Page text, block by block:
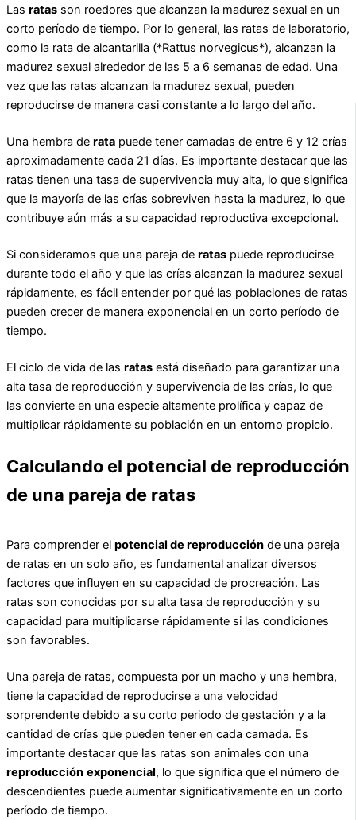
Las ratas son roedores que alcanzan la madurez sexual en un
corto período de tiempo. Por lo general, las ratas de laboratorio,
como la rata de alcantarilla (*Rattus norvegicus*), alcanzan la
madurez sexual alrededor de las 5 a 6 semanas de edad. Una
vez que las ratas alcanzan la madurez sexual, pueden
reproducirse de manera casi constante a lo largo del año.
Una hembra de rata puede tener camadas de entre 6 y 12 crías
aproximadamente cada 21 días. Es importante destacar que las
ratas tienen una tasa de supervivencia muy alta, lo que significa
que la mayoría de las crías sobreviven hasta la madurez, lo que
contribuye aún más a su capacidad reproductiva excepcional.
Si consideramos que una pareja de ratas puede reproducirse
durante todo el año y que las crías alcanzan la madurez sexual
rápidamente, es fácil entender por qué las poblaciones de ratas
pueden crecer de manera exponencial en un corto período de
tiempo.
El ciclo de vida de las ratas está diseñado para garantizar una
alta tasa de reproducción y supervivencia de las crías, lo que
las convierte en una especie altamente prolífica y capaz de
multiplicar rápidamente su población en un entorno propicio.
Calculando el potencial de reproducción
de una pareja de ratas
Para comprender el potencial de reproducción de una pareja
de ratas en un solo año, es fundamental analizar diversos
factores que influyen en su capacidad de procreación. Las
ratas son conocidas por su alta tasa de reproducción y su
capacidad para multiplicarse rápidamente si las condiciones
son favorables.
Una pareja de ratas, compuesta por un macho y una hembra,
tiene la capacidad de reproducirse a una velocidad
sorprendente debido a su corto periodo de gestación y a la
cantidad de crías que pueden tener en cada camada. Es
importante destacar que las ratas son animales con una
reproducción exponencial, lo que significa que el número de
descendientes puede aumentar significativamente en un corto
período de tiempo.